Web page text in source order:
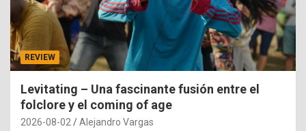
REVIEW
Levitating – Una fascinante fusión entre el
folclore y el coming of age
2026-08-02 Alejandro Vargas